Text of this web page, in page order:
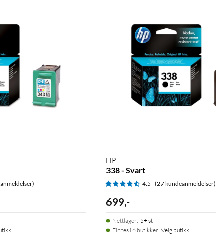
HP
338 - Svart
4.5 (27 kundeanmeldelser)
699,-
Nettlager: 5+ st
Finnes i 6 butikker. Velg butikk